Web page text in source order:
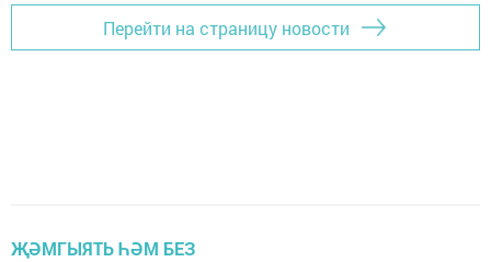
Перейти на страницу новости
ҖӘМГЫЯТЬ ҺӘМ БЕЗ